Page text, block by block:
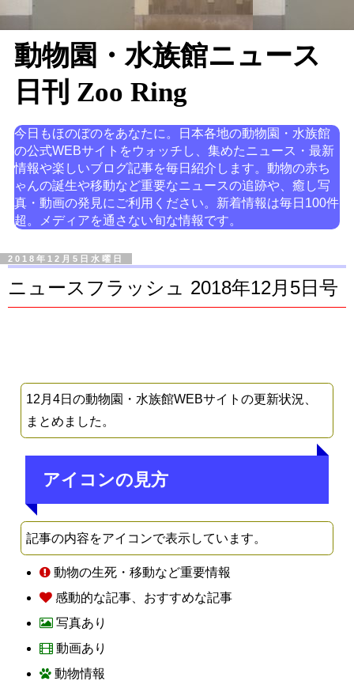
動物園・水族館ニュース
日刊 Zoo Ring
今日もほのぼのをあなたに。日本各地の動物園・水族館
の公式WEBサイトをウォッチし、集めたニュース・最新
情報や楽しいブログ記事を毎日紹介します。動物の赤ち
ゃんの誕生や移動など重要なニュースの追跡や、癒し写
真・動画の発見にご利用ください。新着情報は毎日100件
超。メディアを通さない旬な情報です。
2018年12月5日水曜日
ニュースフラッシュ 2018年12月5日号
12月4日の動物園・水族館WEBサイトの更新状況、
まとめました。
アイコンの見方
記事の内容をアイコンで表示しています。
動物の生死・移動など重要情報
感動的な記事、おすすめな記事
写真あり
動画あり
動物情報